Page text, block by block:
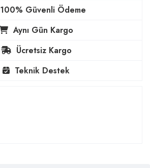
100% Güvenli Ödeme
Aynı Gün Kargo
Ücretsiz Kargo
Teknik Destek